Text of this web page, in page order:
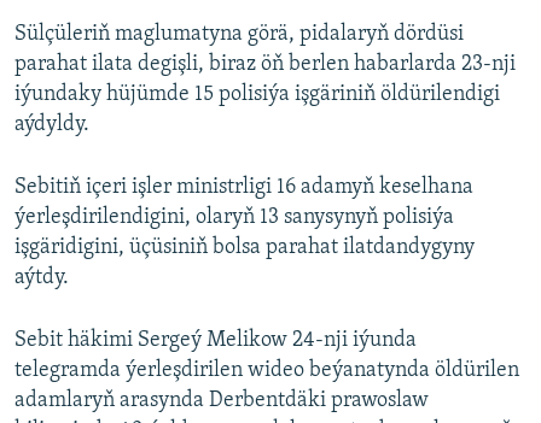
Sülçüleriň maglumatyna görä, pidalaryň dördüsi
parahat ilata degişli, biraz öň berlen habarlarda 23-nji
iýundaky hüjümde 15 polisiýa işgäriniň öldürilendigi
aýdyldy.
Sebitiň içeri işler ministrligi 16 adamyň keselhana
ýerleşdirilendigini, olaryň 13 sanysynyň polisiýa
işgäridigini, üçüsiniň bolsa parahat ilatdandygyny
aýtdy.
Sebit häkimi Sergeý Melikow 24-nji iýunda
telegramda ýerleşdirilen wideo beýanatynda öldürilen
adamlaryň arasynda Derbentdäki prawoslaw